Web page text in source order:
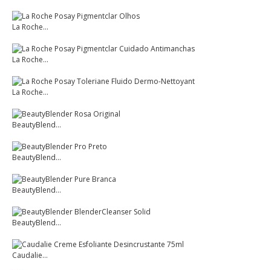
La Roche...
La Roche...
La Roche...
BeautyBlend...
BeautyBlend...
BeautyBlend...
BeautyBlend...
Caudalie...